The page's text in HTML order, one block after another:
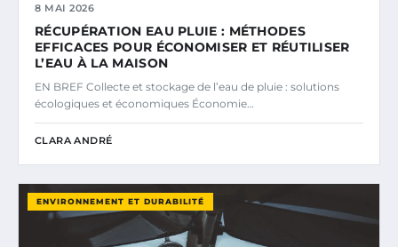
8 MAI 2026
RÉCUPÉRATION EAU PLUIE : MÉTHODES
EFFICACES POUR ÉCONOMISER ET RÉUTILISER
L’EAU À LA MAISON
EN BREF Collecte et stockage de l’eau de pluie : solutions
écologiques et économiques Économie…
CLARA ANDRÉ
ENVIRONNEMENT ET DURABILITÉ